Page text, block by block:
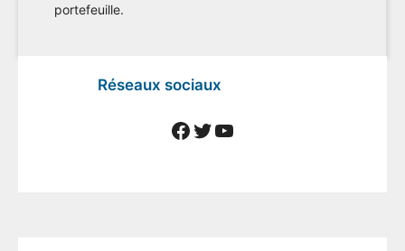
portefeuille.
Réseaux sociaux
Facebook
Twitter
YouTube